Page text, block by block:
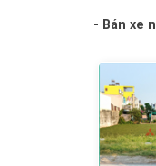
- Bán xe